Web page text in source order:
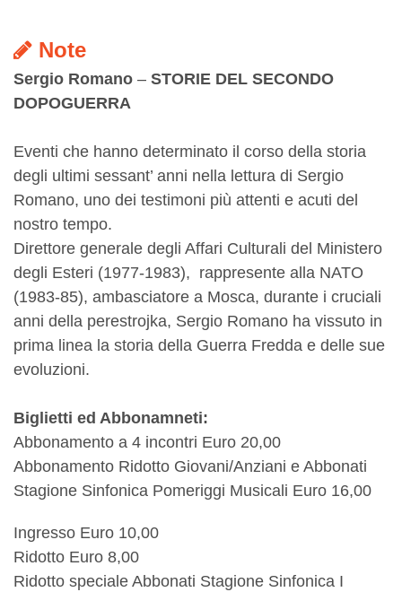
Note
Sergio Romano – STORIE DEL SECONDO
DOPOGUERRA
Eventi che hanno determinato il corso della storia
degli ultimi sessant’ anni nella lettura di Sergio
Romano, uno dei testimoni più attenti e acuti del
nostro tempo.
Direttore generale degli Affari Culturali del Ministero
degli Esteri (1977-1983), rappresente alla NATO
(1983-85), ambasciatore a Mosca, durante i cruciali
anni della perestrojka, Sergio Romano ha vissuto in
prima linea la storia della Guerra Fredda e delle sue
evoluzioni.
Biglietti ed Abbonamneti:
Abbonamento a 4 incontri Euro 20,00
Abbonamento Ridotto Giovani/Anziani e Abbonati
Stagione Sinfonica Pomeriggi Musicali Euro 16,00
Ingresso Euro 10,00
Ridotto Euro 8,00
Ridotto speciale Abbonati Stagione Sinfonica I